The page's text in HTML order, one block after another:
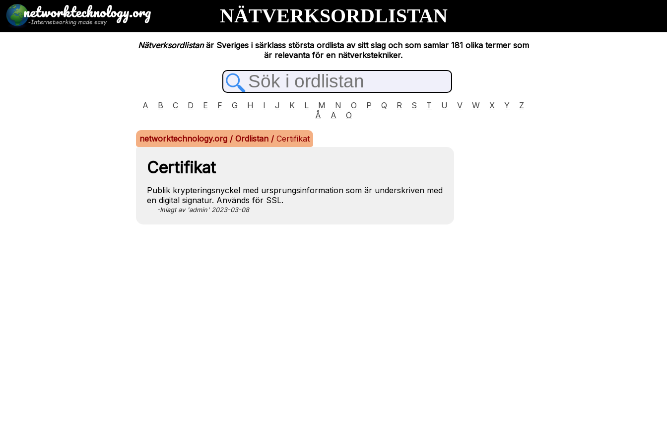
NÄTVERKSORDLISTAN
Nätverksordlistanär Sveriges i särklass största ordlista av sitt slag och som samlar 181 olika termer som
är relevanta för en nätverkstekniker.
A B C D E F G H I J K L M N O P Q R S T U V W X Y
Z
Å
Ä Ö
networktechnology.org / Ordlistan / Certifikat
Certifikat
Publik krypteringsnyckel med ursprungsinformation som är underskriven med
en digital signatur. Används för SSL.
-Inlagt av 'admin' 2023-03-08